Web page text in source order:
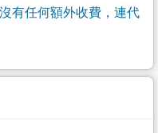
有任何額外收費，連代